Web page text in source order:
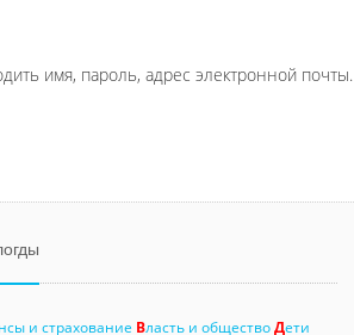
имя, пароль, адрес электронной почты.
и страхование Власть и обществоДети